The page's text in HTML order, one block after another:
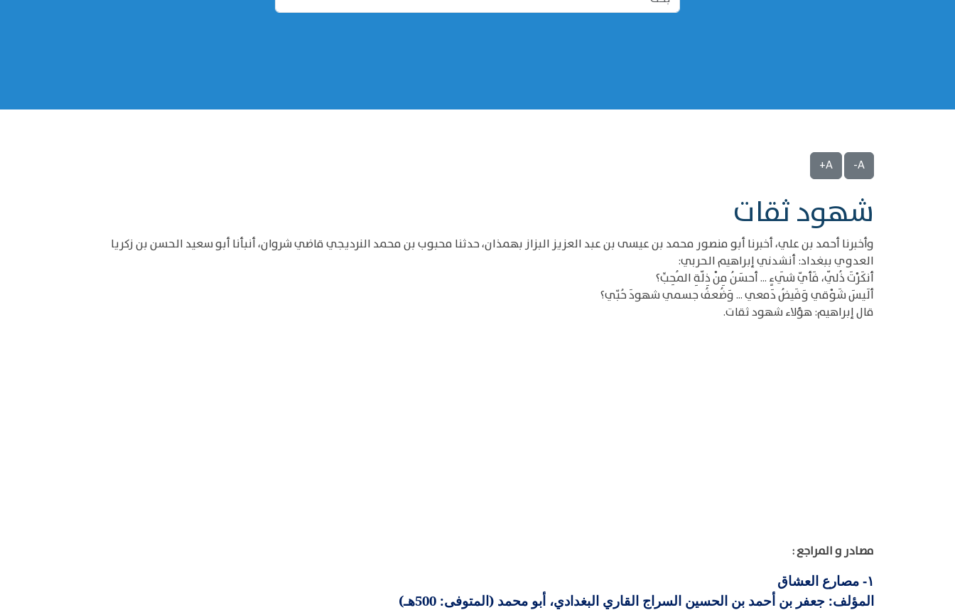
A-
A+
شهود ثقات
وأخبرنا أحمد بن علي، أخبرنا أبو منصور محمد بن عيسى بن عبد العزيز البزاز بهمذان، حدثنا محبوب بن محمد النرديجي قاضي شروان، أنبأنا أبو سعيد الحسن بن زكريا
العدوي ببغداد: أنشدني إبراهيم الحربي:
أنكَرْتَ ذُلّي، فَأيّ شَيءٍ ... أحسَنُ مِنْ ذِلّةِ المُحِبِّ؟
ألَيسَ شَوْقي وَفَيضُ دَمعي ... وَضُعفُ جسمي شهودَ حُبّي؟
قال إبراهيم: هؤلاء شهود ثقات.
مصادر و المراجع :
١-
مصارع العشاق
المؤلف: جعفر بن أحمد بن الحسين السراج القاري البغدادي، أبو محمد (المتوفى: 500هـ)